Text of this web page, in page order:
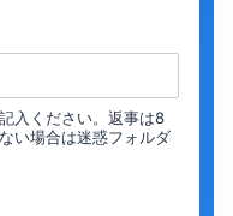
入ください。返事は8
い場合は迷惑フォルダ